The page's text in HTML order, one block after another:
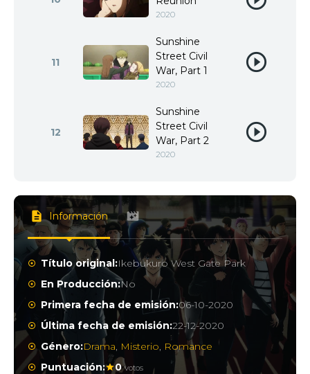
2020
11
Sunshine
Street Civil
War, Part 1
2020
12
Sunshine
Street Civil
War, Part 2
2020
Información
Título original:Ikebukuro West Gate Park
En Producción:No
Primera fecha de emisión:06-10-2020
Última fecha de emisión:22-12-2020
Género:Drama, Misterio, Romance
Puntuación:
0 votos